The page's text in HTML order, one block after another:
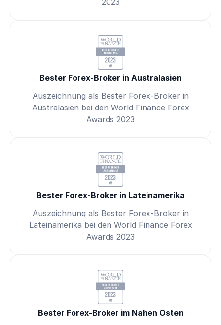
2023
Bester Forex-Broker in Australasien
Auszeichnung als Bester Forex-Broker in
Australasien bei den World Finance Forex
Awards 2023
Bester Forex-Broker in Lateinamerika
Auszeichnung als Bester Forex-Broker in
Lateinamerika bei den World Finance Forex
Awards 2023
Bester Forex-Broker im Nahen Osten